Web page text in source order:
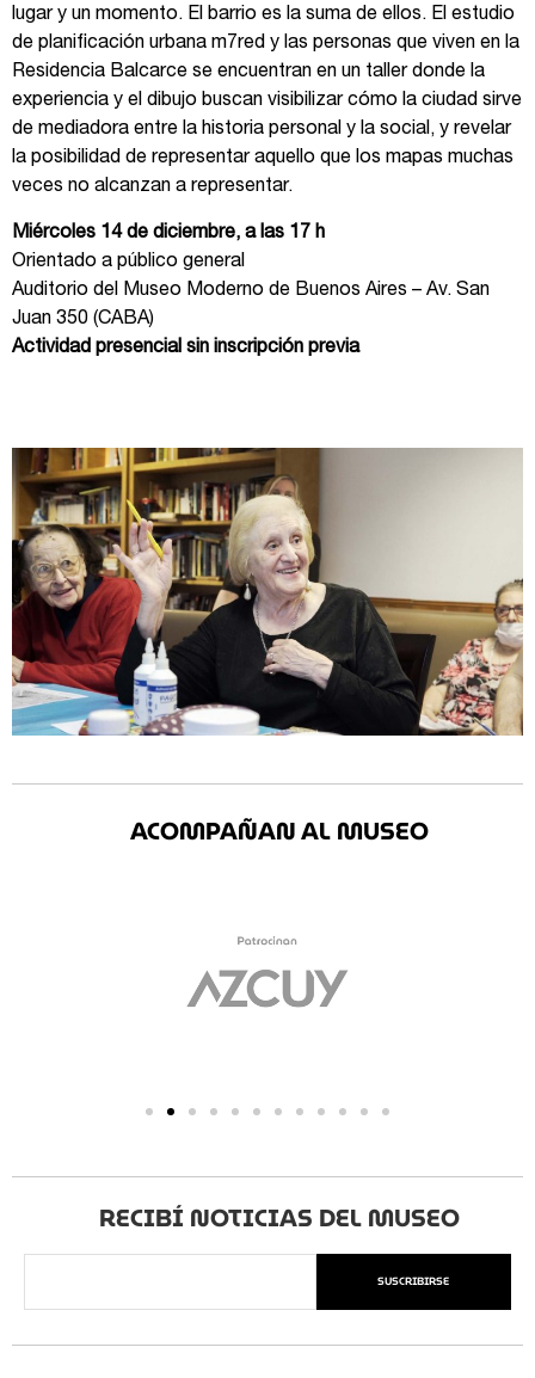
lugar y un momento. El barrio es la suma de ellos. El estudio
de planificación urbana m7red y las personas que viven en la
Residencia Balcarce se encuentran en un taller donde la
experiencia y el dibujo buscan visibilizar cómo la ciudad sirve
de mediadora entre la historia personal y la social, y revelar
la posibilidad de representar aquello que los mapas muchas
veces no alcanzan a representar.
Miércoles 14 de diciembre, a las 17 h
Orientado a público general
Auditorio del Museo Moderno de Buenos Aires – Av. San
Juan 350 (CABA)
Actividad presencial sin inscripción previa
ACOMPAÑAN AL MUSEO
RECIBÍ NOTICIAS DEL MUSEO
SUSCRIBIRSE